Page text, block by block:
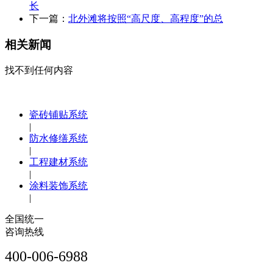
长
下一篇： 北外滩将按照“高尺度、高程度”的总
相关新闻
找不到任何内容
瓷砖铺贴系统
|
防水修缮系统
|
工程建材系统
|
涂料装饰系统
|
全国统一
咨询热线
400-006-6988